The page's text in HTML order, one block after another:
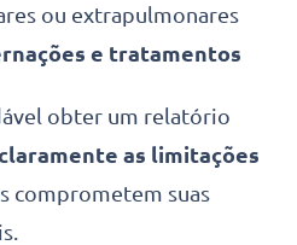
ou extrapulmonares
e tratamentos
obter um relatório
as limitações
comprometem suas